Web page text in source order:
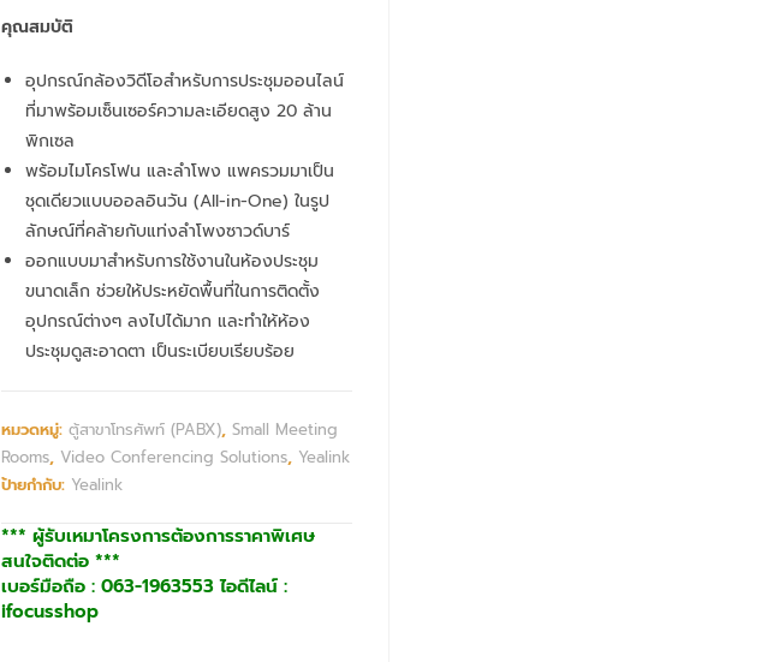
คุณสมบัติ
อุปกรณ์กล้องวิดีโอสำหรับการประชุมออนไลน์
ที่มาพร้อมเซ็นเซอร์ความละเอียดสูง 20 ล้าน
พิกเซล
พร้อมไมโครโฟน และลำโพง แพครวมมาเป็น
ชุดเดียวแบบออลอินวัน (All-in-One) ในรูป
ลักษณ์ที่คล้ายกับแท่งลำโพงซาวด์บาร์
ออกแบบมาสำหรับการใช้งานในห้องประชุม
ขนาดเล็ก ช่วยให้ประหยัดพื้นที่ในการติดตั้ง
อุปกรณ์ต่างๆ ลงไปได้มาก และทำให้ห้อง
ประชุมดูสะอาดตา เป็นระเบียบเรียบร้อย
หมวดหมู่: ตู้สาขาโทรศัพท์ (PABX), Small Meeting
Rooms, Video Conferencing Solutions, Yealink
ป้ายกำกับ: Yealink
*** ผู้รับเหมาโครงการต้องการราคาพิเศษ
สนใจติดต่อ ***
เบอร์มือถือ : 063-1963553 ไอดีไลน์ :
ifocusshop